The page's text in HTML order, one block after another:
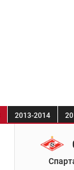
2013-2014